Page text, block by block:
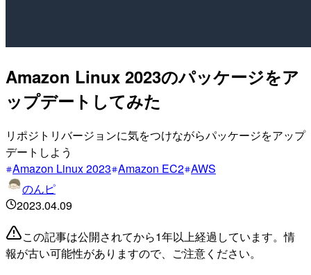
Amazon Linux 2023のパッケージをア
ップデートしてみた
リポジトリバージョンに気をつけながらパッケージをアップ
デートしよう
Amazon Linux 2023 Amazon EC2 AWS
のんピ
2023.04.09
この記事は公開されてから1年以上経過しています。情
報が古い可能性がありますので、ご注意ください。